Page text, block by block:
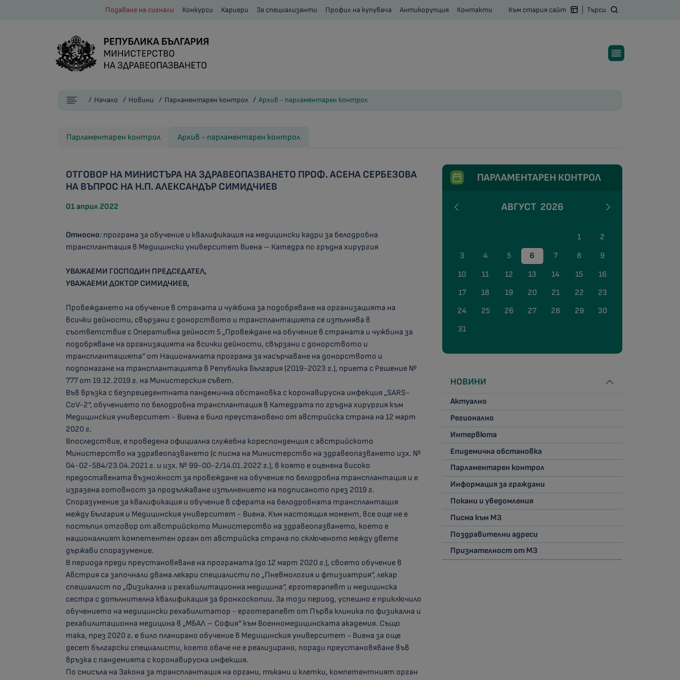
Подаване на сигнали Конкурси Кариери За специализанти Профил на купувача Антикорупция Контакти Към стария сайт Търси
Начало Новини Парламентарен контрол Архив - парламентарен контрол
Парламентарен контрол Архив - парламентарен контрол
ОТГОВОР НА МИНИСТЪРА НА ЗДРАВЕОПАЗВАНЕТО ПРОФ. АСЕНА СЕРБЕЗОВА
НА ВЪПРОС НА Н.П. АЛЕКСАНДЪР СИМИДЧИЕВ
01 април 2022
Относно:програма за обучение и квалификация на медицински кадри за белодробна
трансплантация в Медицински университет Виена – Катедра по гръдна хирургия
УВАЖАЕМИ ГОСПОДИН ПРЕДСЕДАТЕЛ,
УВАЖАЕМИ ДОКТОР СИМИДЧИЕВ,
Провеждането на обучение в страната и чужбина за подобряване на организацията на
всички дейности, свързани с донорството и трансплантацията се изпълнява в
съответствие с Оперативна дейност 5 „Провеждане на обучение в страната и чужбина за
подобряване на организацията на всички дейности, свързани с донорството и
трансплантацията“ от Националната програма за насърчаване на донорството и
подпомагане на трансплантацията в Република България (2019-2023 г.), приета с Решение №
777 от 19.12.2019 г. на Министерския съвет.
Във връзка с безпрецедентната пандемична обстановка с коронавирусна инфекция „SARS-
CoV-2“, обучението по белодробна трансплантация в Катедрата по гръдна хирургия към
Медицинския университет - Виена е било преустановено от австрийска страна на 12 март
2020 г.
Впоследствие, е проведена официална служебна кореспонденция с австрийското
Министерство на здравеопазването (с писма на Министерство на здравеопазването изх. №
04-02-584/23.04.2021 г. и изх. № 99-00-2/14.01.2022 г.), в която е оценена високо
предоставената възможност за провеждане на обучение по белодробна трансплантация и е
изразена готовност за продължаване изпълнението на подписаното през 2019 г.
Споразумение за квалификация и обучение в сферата на белодробната трансплантация
между България и Медицинския университет - Виена. Към настоящия момент, все още не е
постъпил отговор от австрийското Министерство на здравеопазването, което е
националният компетентен орган от австрийска страна по сключеното между двете
държави споразумение.
В периода преди преустановяване на програмата (до 12 март 2020 г.), своето обучение в
Австрия са започнали двама лекари специалисти по „Пневмология и фтизиатрия“, лекар
специалист по „Физикална и рехабилитационна медицина“, ерготерапевт и медицинска
сестра с допълнителна квалификация за бронхоскопии. За този период, успешно е приключило
обучението на медицински рехабилитатор - ерготерапевт от Първа клиника по физикална и
рехабилитационна медицина в „МБАЛ – София“ към Военномедицинската академия. Също
така, през 2020 г. е било планирано обучение в Медицинския университет - Виена за още
десет български специалисти, което обаче не е реализирано, поради преустановяване във
връзка с пандемията с коронавирусна инфекция.
По смисъла на Закона за трансплантация на органи, тъкани и клетки, компетентният орган
ПАРЛАМЕНТАРЕН КОНТРОЛ
АВГУСТ 2026
1
2
3
4 5 6 7 8
9
10
11 12 13 14 15
16
17
18 19 20 21 22
23
24
25 26 27 28 29
30
31
НОВИНИ
Актуално
Регионално
Интервюта
Епидемична обстановка
Парламентарен контрол
Информация за граждани
Покани и уведомления
Писма към МЗ
Поздравителни адреси
Признателност от МЗ